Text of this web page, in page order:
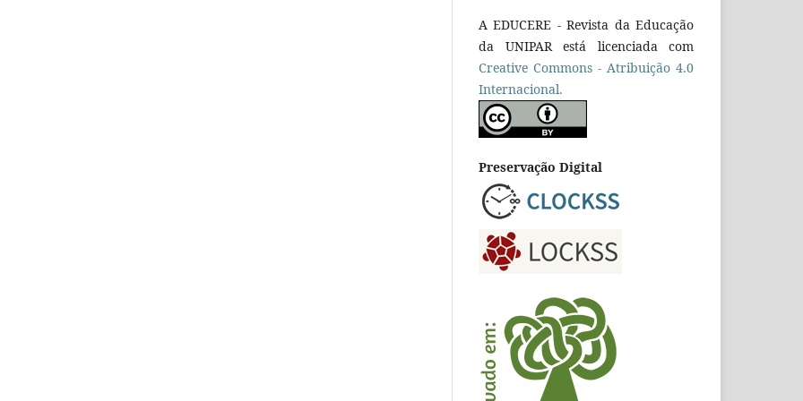
A EDUCERE - Revista da Educação
da UNIPAR está licenciada com
Creative Commons - Atribuição 4.0
Internacional.
Preservação Digital